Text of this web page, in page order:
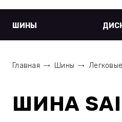
ШИНЫ
Главная Шины Легковые
ШИНА